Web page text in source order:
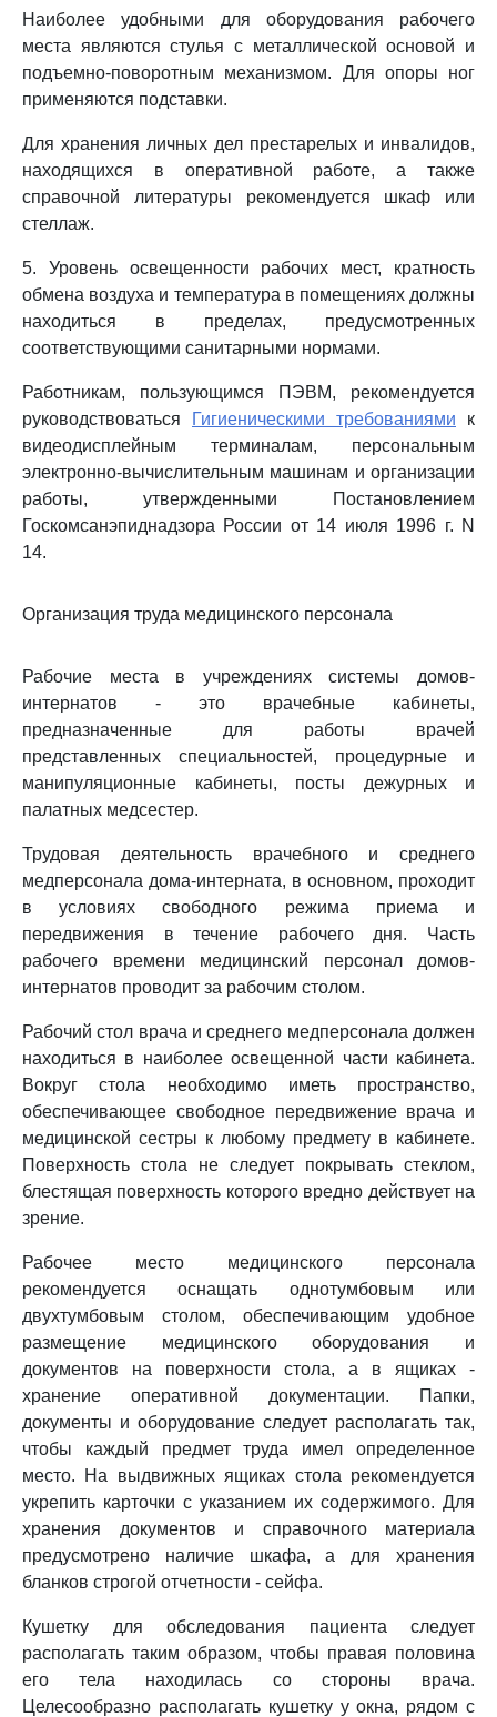
Наиболее удобными для оборудования рабочего
места являются стулья с металлической основой и
подъемно-поворотным механизмом. Для опоры ног
применяются подставки.
Для хранения личных дел престарелых и инвалидов,
находящихся в оперативной работе, а также
справочной литературы рекомендуется шкаф или
стеллаж.
5. Уровень освещенности рабочих мест, кратность
обмена воздуха и температура в помещениях должны
находиться в пределах, предусмотренных
соответствующими санитарными нормами.
Работникам, пользующимся ПЭВМ, рекомендуется
руководствоваться
Гигиеническими требованиями к
видеодисплейным терминалам, персональным
электронно-вычислительным машинам и организации
работы, утвержденными Постановлением
Госкомсанэпиднадзора России от 14 июля 1996 г. N
14.
Организация труда медицинского персонала
Рабочие места в учреждениях системы домов-
интернатов - это врачебные кабинеты,
предназначенные для работы врачей
представленных специальностей, процедурные и
манипуляционные кабинеты, посты дежурных и
палатных медсестер.
Трудовая деятельность врачебного и среднего
медперсонала дома-интерната, в основном, проходит
в условиях свободного режима приема и
передвижения в течение рабочего дня. Часть
рабочего времени медицинский персонал домов-
интернатов проводит за рабочим столом.
Рабочий стол врача и среднего медперсонала должен
находиться в наиболее освещенной части кабинета.
Вокруг стола необходимо иметь пространство,
обеспечивающее свободное передвижение врача и
медицинской сестры к любому предмету в кабинете.
Поверхность стола не следует покрывать стеклом,
блестящая поверхность которого вредно действует на
зрение.
Рабочее место медицинского персонала
рекомендуется оснащать однотумбовым или
двухтумбовым столом, обеспечивающим удобное
размещение медицинского оборудования и
документов на поверхности стола, а в ящиках -
хранение оперативной документации. Папки,
документы и оборудование следует располагать так,
чтобы каждый предмет труда имел определенное
место. На выдвижных ящиках стола рекомендуется
укрепить карточки с указанием их содержимого. Для
хранения документов и справочного материала
предусмотрено наличие шкафа, а для хранения
бланков строгой отчетности - сейфа.
Кушетку для обследования пациента следует
располагать таким образом, чтобы правая половина
его тела находилась со стороны врача.
Целесообразно располагать кушетку у окна, рядом с